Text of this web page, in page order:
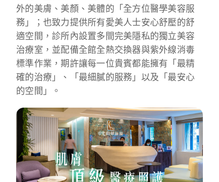
外的美膚、美顏、美體的「全方位醫學美容服
務」；也致力提供所有愛美人士安心舒壓的舒
適空間，診所內設置多間完美隱私的獨立美容
治療室，並配備全館全熱交換器與紫外線消毒
標準作業，期許讓每一位貴賓都能擁有「最精
確的治療」、「最細膩的服務」以及「最安心
的空間」。